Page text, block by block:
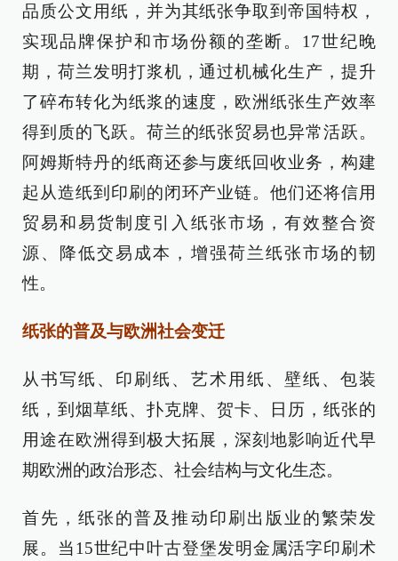
品质公文用纸，并为其纸张争取到帝国特权，
实现品牌保护和市场份额的垄断。17世纪晚
期，荷兰发明打浆机，通过机械化生产，提升
了碎布转化为纸浆的速度，欧洲纸张生产效率
得到质的飞跃。荷兰的纸张贸易也异常活跃。
阿姆斯特丹的纸商还参与废纸回收业务，构建
起从造纸到印刷的闭环产业链。他们还将信用
贸易和易货制度引入纸张市场，有效整合资
源、降低交易成本，增强荷兰纸张市场的韧
性。
纸张的普及与欧洲社会变迁
从书写纸、印刷纸、艺术用纸、壁纸、包装
纸，到烟草纸、扑克牌、贺卡、日历，纸张的
用途在欧洲得到极大拓展，深刻地影响近代早
期欧洲的政治形态、社会结构与文化生态。
首先，纸张的普及推动印刷出版业的繁荣发
展。当15世纪中叶古登堡发明金属活字印刷术